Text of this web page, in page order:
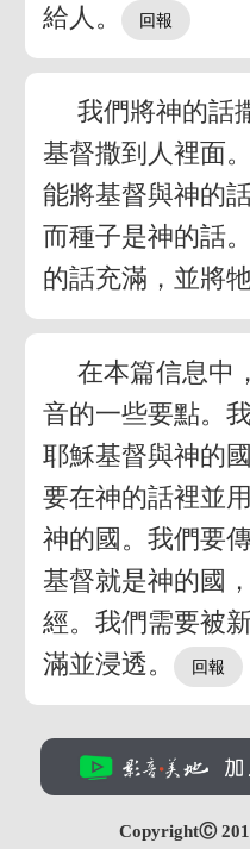
給人。
我們將神的話
基督撒到人裡面
能將基督與神的
而種子是神的話
的話充滿，並將
在本篇信息中
音的一些要點。
耶穌基督與神的
要在神的話裡並
神的國。我們要
基督就是神的國
經。我們需要被
滿並浸透。
CopyrightⒸ